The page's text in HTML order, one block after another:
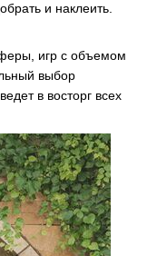
и наклеить.
игр с объемом
выбор
в восторг всех